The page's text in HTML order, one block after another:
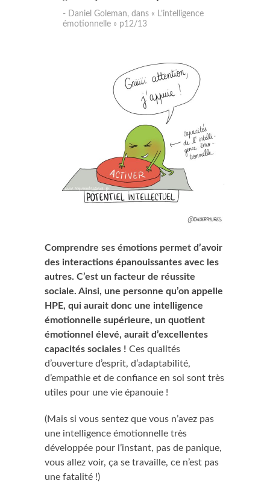
Daniel Goleman, dans « L’intelligence
émotionnelle » p12/13
Comprendre ses émotions permet d’avoir
des interactions épanouissantes avec les
autres. C’est un facteur de réussite
sociale. Ainsi, une personne qu’on appelle
HPE, qui aurait donc une intelligence
émotionnelle supérieure, un quotient
émotionnel élevé, aurait d’excellentes
capacités sociales ! Ces qualités
d’ouverture d’esprit, d’adaptabilité,
d’empathie et de confiance en soi sont très
utiles pour une vie épanouie !
(Mais si vous sentez que vous n’avez pas
une intelligence émotionnelle très
développée pour l’instant, pas de panique,
vous allez voir, ça se travaille, ce n’est pas
une fatalité !)